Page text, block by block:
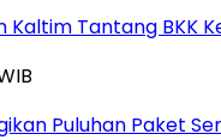
Kaltim Tantang BKK
Puluhan Paket